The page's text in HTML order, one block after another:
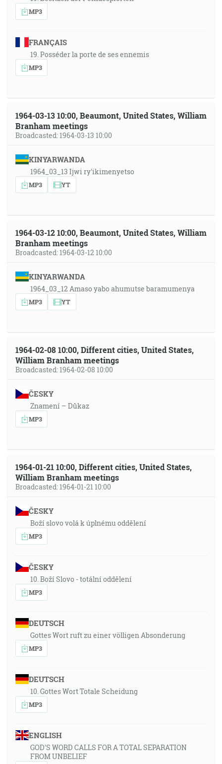
MP3
FRANÇAIS
19. Posséder la porte de ses ennemis
MP3
1964-03-13 10:00, Beaumont, United States, William
Branham meetings
Broadcasted: 1964-03-13 10:00
KINYARWANDA
1964_03_13 Ijwi ry'ikimenyetso
MP3 YT
1964-03-12 10:00, Beaumont, United States, William
Branham meetings
Broadcasted: 1964-03-12 10:00
KINYARWANDA
1964_03_12 Amaso yabo ahumutse baramumenya
MP3 YT
1964-02-08 10:00, Different cities, United States,
William Branham meetings
Broadcasted: 1964-02-08 10:00
ČESKY
Znamení – Důkaz
MP3
1964-01-21 10:00, Different cities, United States,
William Branham meetings
Broadcasted: 1964-01-21 10:00
ČESKY
Boží slovo volá k úplnému oddělení
MP3
ČESKY
10. Boží Slovo - totální oddělení
MP3
DEUTSCH
Gottes Wort ruft zu einer völligen Absonderung
MP3
DEUTSCH
10. Gottes Wort Totale Scheidung
MP3
ENGLISH
GOD'S WORD CALLS FOR A TOTAL SEPARATION
FROM UNBELIEF